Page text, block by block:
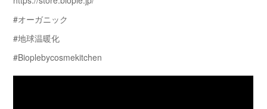
#オーガニック​
#地球温暖化​
#Bioplebycosmekitchen